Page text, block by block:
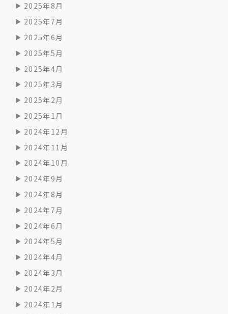
2025年8月
2025年7月
2025年6月
2025年5月
2025年4月
2025年3月
2025年2月
2025年1月
2024年12月
2024年11月
2024年10月
2024年9月
2024年8月
2024年7月
2024年6月
2024年5月
2024年4月
2024年3月
2024年2月
2024年1月